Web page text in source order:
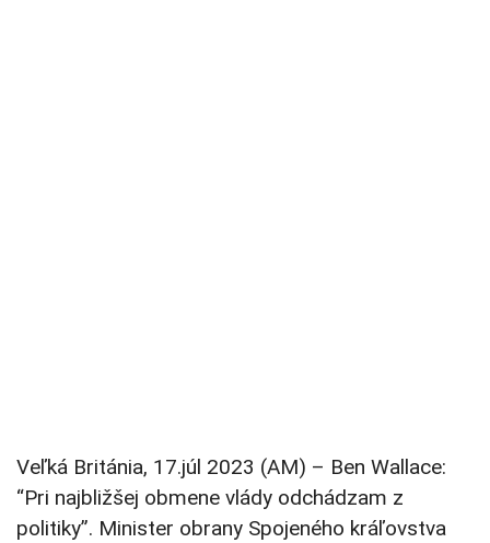
Veľká Británia, 17.júl 2023 (AM) – Ben Wallace:
“Pri najbližšej obmene vlády odchádzam z
politiky”. Minister obrany Spojeného kráľovstva